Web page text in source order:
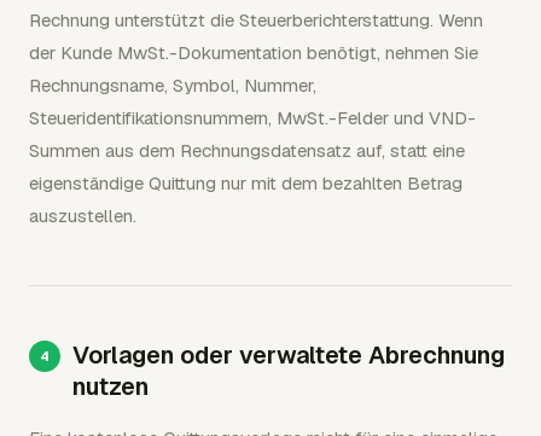
Rechnung unterstützt die Steuerberichterstattung. Wenn
der Kunde MwSt.-Dokumentation benötigt, nehmen Sie
Rechnungsname, Symbol, Nummer,
Steueridentifikationsnummern, MwSt.-Felder und VND-
Summen aus dem Rechnungsdatensatz auf, statt eine
eigenständige Quittung nur mit dem bezahlten Betrag
auszustellen.
Vorlagen oder verwaltete Abrechnung
nutzen